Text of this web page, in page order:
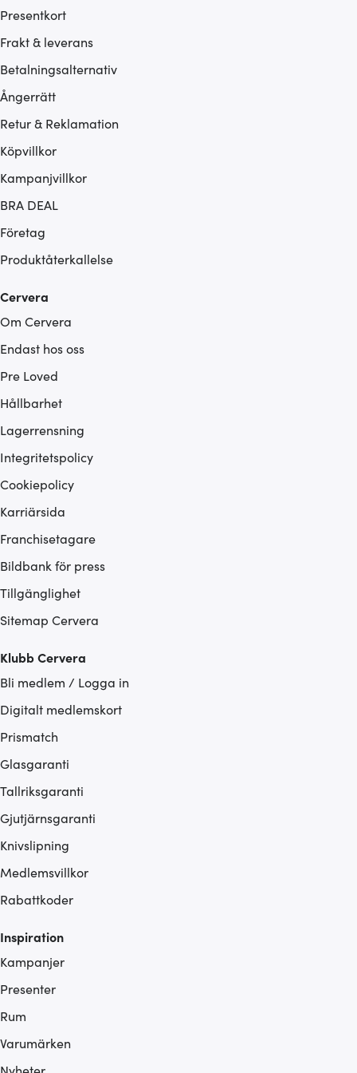
Presentkort
Frakt & leverans
Betalningsalternativ
Ångerrätt
Retur & Reklamation
Köpvillkor
Kampanjvillkor
BRA DEAL
Företag
Produktåterkallelse
Cervera
Om Cervera
Endast hos oss
Pre Loved
Hållbarhet
Lagerrensning
Integritetspolicy
Cookiepolicy
Karriärsida
Franchisetagare
Bildbank för press
Tillgänglighet
Sitemap Cervera
Klubb Cervera
Bli medlem / Logga in
Digitalt medlemskort
Prismatch
Glasgaranti
Tallriksgaranti
Gjutjärnsgaranti
Knivslipning
Medlemsvillkor
Rabattkoder
Inspiration
Kampanjer
Presenter
Rum
Varumärken